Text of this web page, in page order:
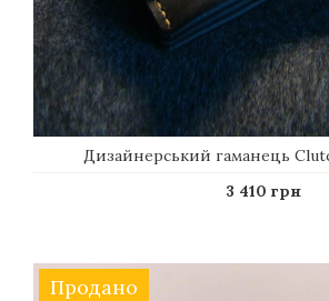
Дизайнерський гаманець
3 410 грн
Продано